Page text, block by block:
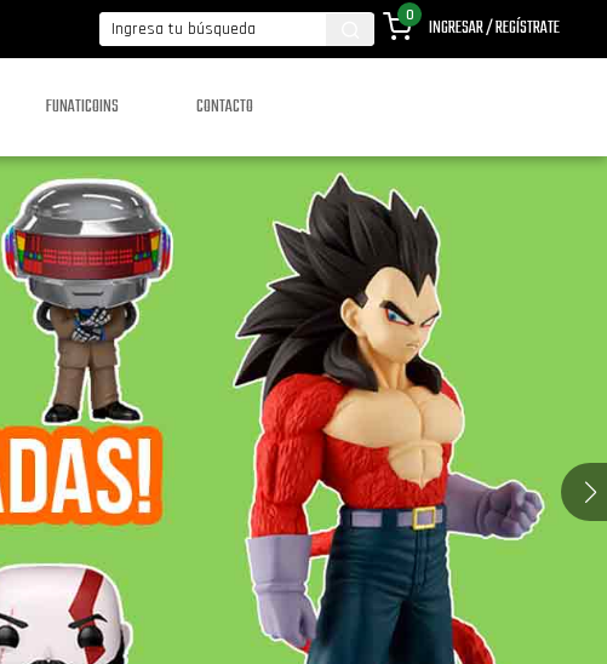
0 INGRESAR / REGÍSTRATE
FUNATICOINS CONTACTO